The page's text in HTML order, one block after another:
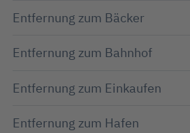
Entfernung zum Bäcker
Entfernung zum Bahnhof
Entfernung zum Einkaufen
Entfernung zum Hafen